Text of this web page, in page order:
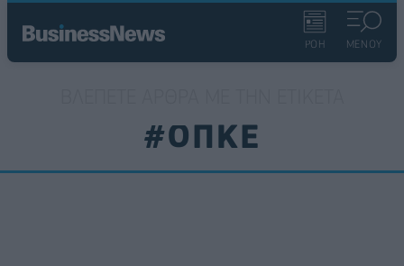
ΡΟΗ ΜΕΝΟΥ
#ΟΠΚΕ